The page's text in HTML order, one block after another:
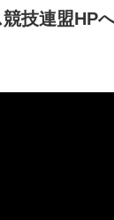
技連盟HPへ